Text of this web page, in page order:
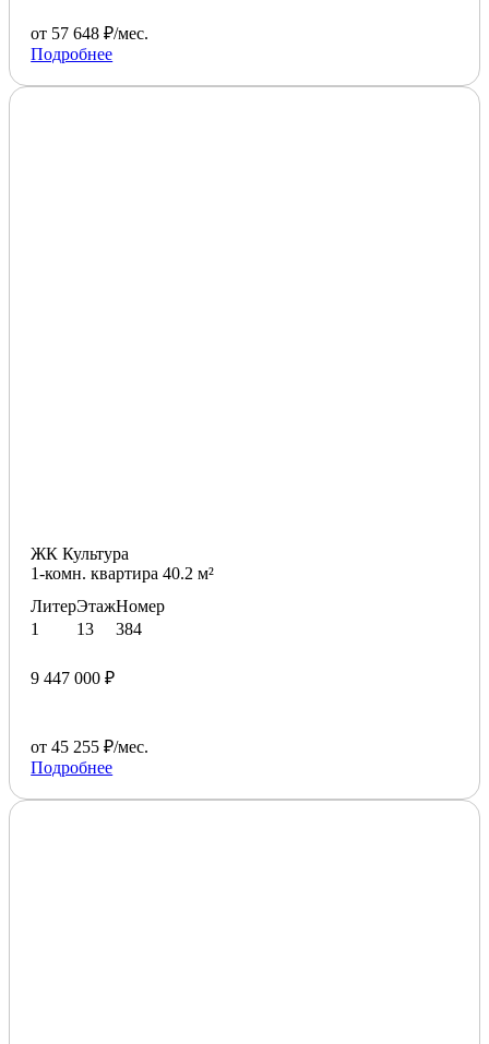
от 57 648 ₽/мес.
Подробнее
ЖК Культура
1-комн. квартира 40.2 м²
Литер
1
Этаж
13
Номер
384
9 447 000 ₽
от 45 255 ₽/мес.
Подробнее